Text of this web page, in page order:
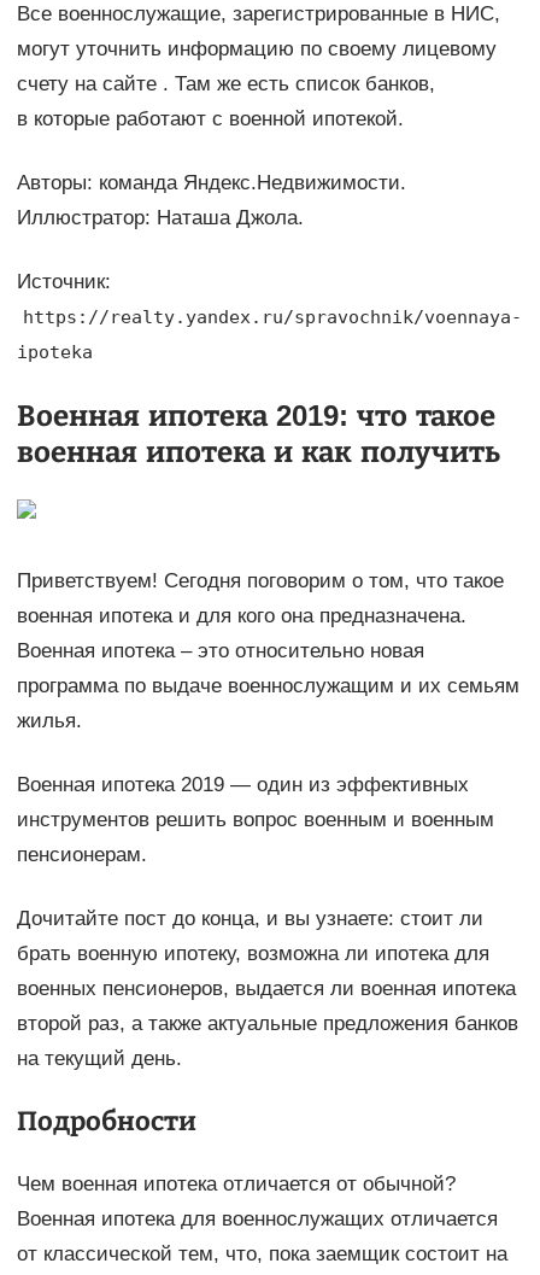
Все военнослужащие, зарегистрированные в НИС,
могут уточнить информацию по своему лицевому
счету на сайте . Там же есть список банков,
в которые работают с военной ипотекой.
Авторы: команда Яндекс.Недвижимости.
Иллюстратор: Наташа Джола.
Источник:
https://realty.yandex.ru/spravochnik/voennaya-
ipoteka
Военная ипотека 2019: что такое
военная ипотека и как получить
Приветствуем! Сегодня поговорим о том, что такое
военная ипотека и для кого она предназначена.
Военная ипотека – это относительно новая
программа по выдаче военнослужащим и их семьям
жилья.
Военная ипотека 2019 — один из эффективных
инструментов решить вопрос военным и военным
пенсионерам.
Дочитайте пост до конца, и вы узнаете: стоит ли
брать военную ипотеку, возможна ли ипотека для
военных пенсионеров, выдается ли военная ипотека
второй раз, а также актуальные предложения банков
на текущий день.
Подробности
Чем военная ипотека отличается от обычной?
Военная ипотека для военнослужащих отличается
от классической тем, что, пока заемщик состоит на